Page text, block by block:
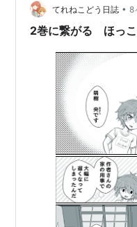
タおねを許すな。 何は
ここに疑問を挟む余地
てれねこどう日誌 • 8
2巻に繋がる ほっ